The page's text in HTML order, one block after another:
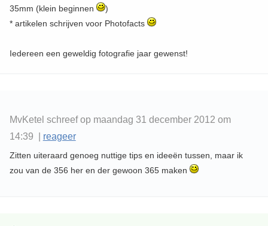
35mm (klein beginnen
)
* artikelen schrijven voor Photofacts
Iedereen een geweldig fotografie jaar gewenst!
MvKetel schreef op maandag 31 december 2012 om
14:39 | reageer
Zitten uiteraard genoeg nuttige tips en ideeën tussen, maar ik
zou van de 356 her en der gewoon 365 maken